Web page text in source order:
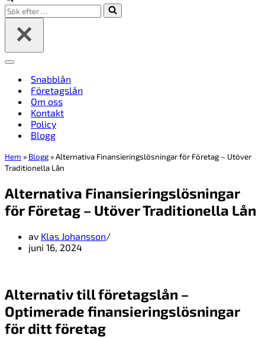
Sök
efter
Navigeringsmeny
Snabblån
Företagslån
Om oss
Kontakt
Policy
Blogg
Hem » Blogg »Alternativa Finansieringslösningar för Företag – Utöver
Traditionella Lån
Alternativa Finansieringslösningar
för Företag – Utöver Traditionella Lån
av Klas Johansson
juni 16, 2024
Alternativ till företagslån –
Optimerade finansieringslösningar
för ditt företag